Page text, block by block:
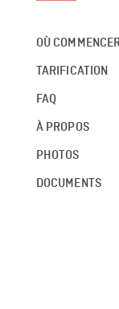
OÙ
TARIFICATION
FAQ
À PROPOS
PHOTOS
DOCUMENTS